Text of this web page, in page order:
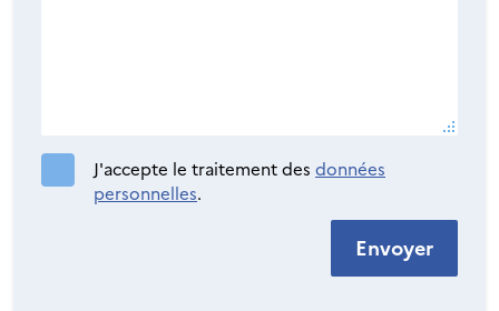
J'accepte le traitement des données
personnelles.